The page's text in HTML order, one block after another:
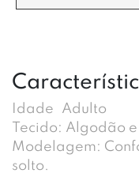
Idade
Adulto
Tecido: Algodão
Modelagem:
solto.